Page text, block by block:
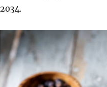
2034.